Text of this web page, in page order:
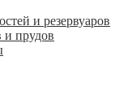
и резервуаров
и прудов